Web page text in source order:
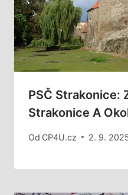
PSČ Strakonice:
Strakonice A
Od CP4U.cz 2. 9.